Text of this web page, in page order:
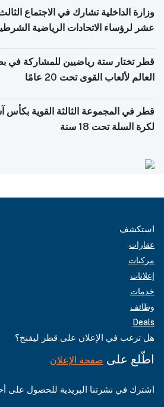
وزارة الداخلية تشارك في الاجتماع
عشر لرؤساء الاتحادات الرياضية
قطر تختار ستة رياضيين للمشاركة في
العالم لألعاب القوى تحت 20 عامًا
قطر في المجموعة الثالثة القوية بكأس
لكرة السلة تحت 18 سنة
استكشف
عقارات
مركبات
إعلانات
خدمات
وظائف
Deals
هل ترغب في الإعلان على قطر ليفنج؟
اطّلع على صفحة الإعلان
اشترك في نشرتنا البريدية للحصول على